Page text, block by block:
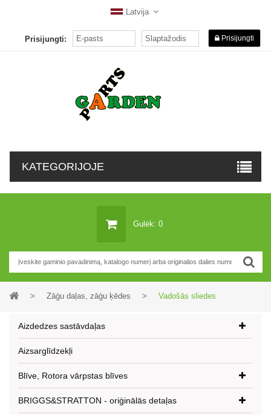
Latvija
Prisijungti: Prisijungti
KATEGORIJOJE
Gulėk: 0
> Zāģu daļas, zāģu ķēdes > Vadošās sliedes
Aizdedzes sastāvdaļas
Aizsarglīdzekļi
Blīve, Rotora vārpstas blīves
BRIGGS&STRATTON - oriģinālās detaļas